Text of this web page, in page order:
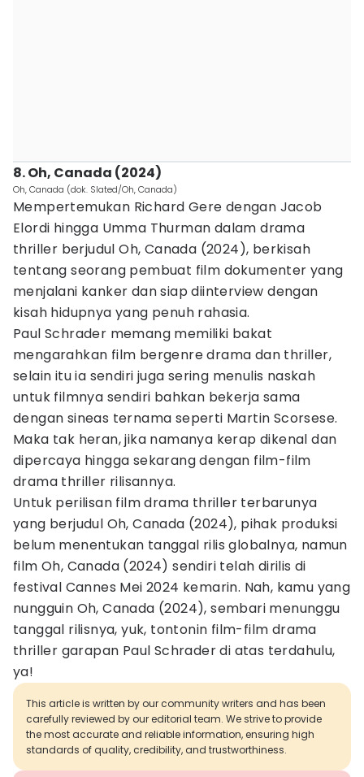
8. Oh, Canada (2024)
Oh, Canada (dok. Slated/Oh, Canada)
Mempertemukan Richard Gere dengan Jacob
Elordi hingga Umma Thurman dalam drama
thriller berjudul Oh, Canada (2024), berkisah
tentang seorang pembuat film dokumenter yang
menjalani kanker dan siap diinterview dengan
kisah hidupnya yang penuh rahasia.
Paul Schrader memang memiliki bakat
mengarahkan film bergenre drama dan thriller,
selain itu ia sendiri juga sering menulis naskah
untuk filmnya sendiri bahkan bekerja sama
dengan sineas ternama seperti Martin Scorsese.
Maka tak heran, jika namanya kerap dikenal dan
dipercaya hingga sekarang dengan film-film
drama thriller rilisannya.
Untuk perilisan film drama thriller terbarunya
yang berjudul Oh, Canada (2024), pihak produksi
belum menentukan tanggal rilis globalnya, namun
film Oh, Canada (2024) sendiri telah dirilis di
festival Cannes Mei 2024 kemarin. Nah, kamu yang
nungguin Oh, Canada (2024), sembari menunggu
tanggal rilisnya, yuk, tontonin film-film drama
thriller garapan Paul Schrader di atas terdahulu,
ya!
This article is written by our community writers and has been
carefully reviewed by our editorial team. We strive to provide
the most accurate and reliable information, ensuring high
standards of quality, credibility, and trustworthiness.